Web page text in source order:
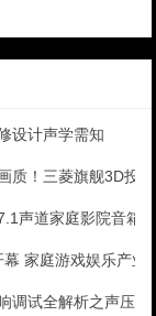
量
设计声学需知
质！三菱旗舰3D投
声道家庭影院音箱
家庭游戏娱乐产业
调试全解析之声压仪